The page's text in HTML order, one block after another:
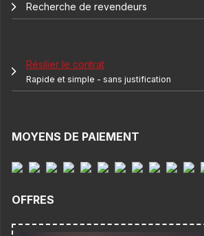
Recherche de revendeurs
Résilier le contrat
Rapide et simple - sans justification
MOYENS DE PAIEMENT
OFFRES